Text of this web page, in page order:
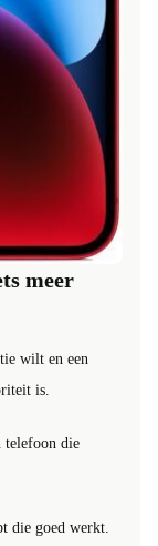
meer
wilt en een
is.
telefoon die
die goed werkt.